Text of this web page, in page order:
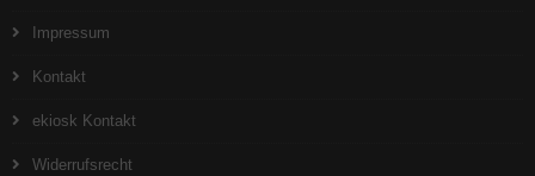
Impressum
Kontakt
ekiosk Kontakt
Widerrufsrecht